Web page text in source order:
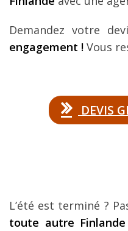
Demandez votre
engagement ! Vous
DEVIS
L’été est terminé ?
toute autre